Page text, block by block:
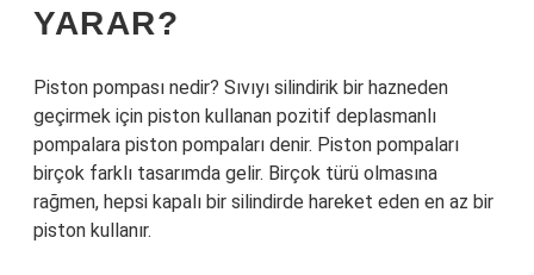
YARAR?
Piston pompası nedir? Sıvıyı silindirik bir hazneden
geçirmek için piston kullanan pozitif deplasmanlı
pompalara piston pompaları denir. Piston pompaları
birçok farklı tasarımda gelir. Birçok türü olmasına
rağmen, hepsi kapalı bir silindirde hareket eden en az bir
piston kullanır.